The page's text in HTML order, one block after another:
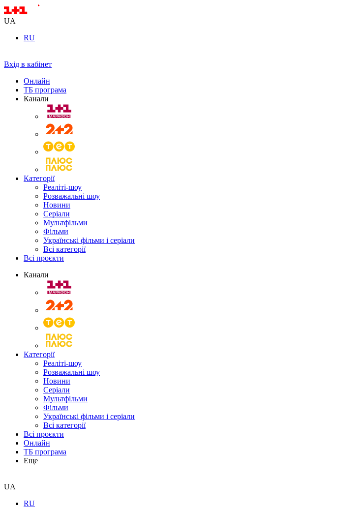
UA
RU
Вхід в кабінет
Онлайн
ТБ програма
Канали
Категорії
Реаліті-шоу
Розважальні шоу
Новини
Серіали
Мультфільми
Фільми
Українські фільми і серіали
Всі категорії
Всі проєкти
Канали
Категорії
Реаліті-шоу
Розважальні шоу
Новини
Серіали
Мультфільми
Фільми
Українські фільми і серіали
Всі категорії
Всі проєкти
Онлайн
ТБ програма
Еще
UA
RU